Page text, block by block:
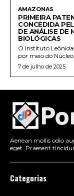
AMAZONAS
PRIMEIRA
CONCEDIDA
DE ANÁLISE DE
BIOLÓGICAS
O Instituto
por meio do
7 de julho de 2025
Aenean mollis odio
eget. Praesent
Categorias